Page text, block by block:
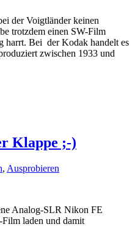
der Voigtländer keinen
trotzdem einen SW-Film
harrt. Bei der Kodak handelt es
zwischen 1933 und
Klappe ;-)
, Ausprobieren
Analog-SLR Nikon FE
laden und damit